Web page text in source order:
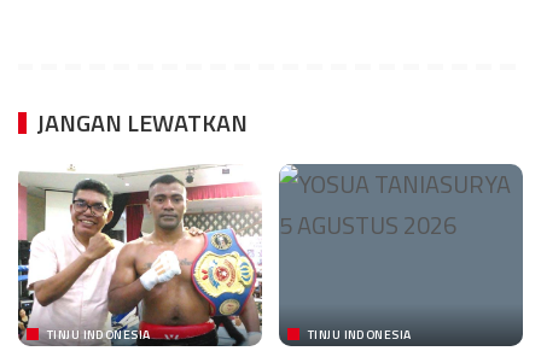
JANGAN LEWATKAN
TINJU INDONESIA TINJU INDONESIA